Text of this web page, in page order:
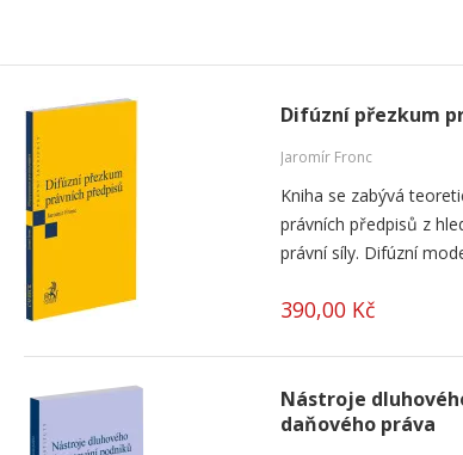
Difúzní přezkum
Jaromír Fronc
Kniha se zabývá
právních předpisů z
právní síly. Difúzní
390,00 Kč
Nástroje
daňového práva